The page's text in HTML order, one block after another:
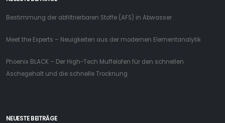
Bestimmung der abfiltrierbaren Stoffe (AFS) in Abwasser
Meet the Experts – Neuigkeiten aus der modernen Elementanalytik
Phoenix BLACK – Der High-Tech Muffelofen für den schnellen
Aschegehalt und die schnelle Trocknung
NEUESTE BEITRÄGE